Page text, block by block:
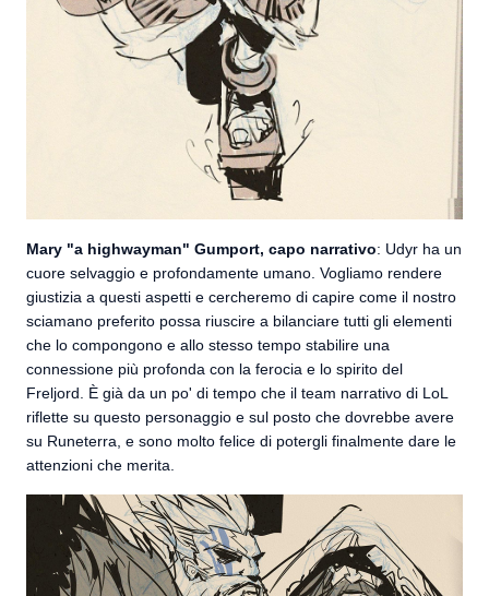
Mary "a highwayman" Gumport, capo narrativo: Udyr ha un
cuore selvaggio e profondamente umano. Vogliamo rendere
giustizia a questi aspetti e cercheremo di capire come il nostro
sciamano preferito possa riuscire a bilanciare tutti gli elementi
che lo compongono e allo stesso tempo stabilire una
connessione più profonda con la ferocia e lo spirito del
Freljord. È già da un po' di tempo che il team narrativo di LoL
riflette su questo personaggio e sul posto che dovrebbe avere
su Runeterra, e sono molto felice di potergli finalmente dare le
attenzioni che merita.